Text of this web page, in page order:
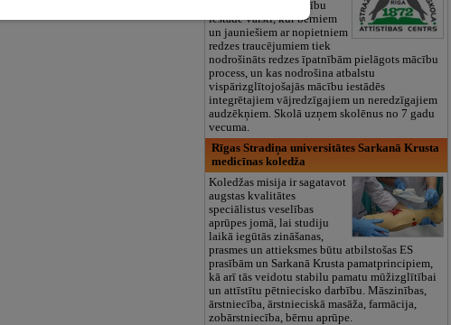
centrs ir vienīgā mācību
iestāde valstī, kur bērniem
un jauniešiem ar nopietniem
redzes traucējumiem tiek
nodrošināts redzes īpatnībām pielāgots mācību
process, un kas nodrošina atbalstu
vispārizglītojošajās mācību iestādēs
integrētajiem vājredzīgajiem un neredzīgajiem
audzēkņiem. Skolā uzņem skolēnus no 7 gadu
vecuma.
Rīgas Stradiņa universitātes Sarkanā Krusta
medicīnas koledža
Koledžas misija ir sagatavot
augstas kvalitātes
speciālistus veselības
aprūpes jomā, lai studiju
laikā iegūtās zināšanas,
prasmes un attieksmes būtu atbilstošas ES
prasībām un Sarkanā Krusta pamatprincipiem,
kā arī tās veidotu stabilu pamatu mūžizglītībai
un attīstītu pētniecisko darbību. Māszinības,
ārstniecība, ārstnieciskā masāža, farmācija,
zobārstniecība, bērnu aprūpe.